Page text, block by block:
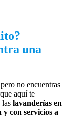
una
no encuentras
aquí te
las lavanderías en
y con servicios a